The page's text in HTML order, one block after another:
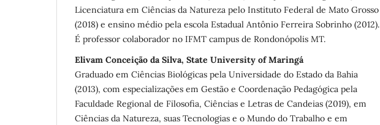
Licenciatura em Ciências da Natureza pelo Instituto Federal de Mato Grosso
(2018) e ensino médio pela escola Estadual Antônio Ferreira Sobrinho (2012).
É professor colaborador no IFMT campus de Rondonópolis MT.
Elivam Conceição da Silva, State University of Maringá
Graduado em Ciências Biológicas pela Universidade do Estado da Bahia
(2013), com especializações em Gestão e Coordenação Pedagógica pela
Faculdade Regional de Filosofia, Ciências e Letras de Candeias (2019), em
Ciências da Natureza, suas Tecnologias e o Mundo do Trabalho e em